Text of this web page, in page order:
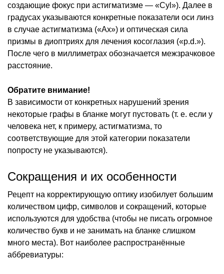
создающие фокус при астигматизме — «Cyl»). Далее в
градусах указываются конкретные показатели оси линз
в случае астигматизма («Ax») и оптическая сила
призмы в диоптриях для лечения косоглазия («p.d.»).
После чего в миллиметрах обозначается межзрачковое
расстояние.
Обратите внимание!
В зависимости от конкретных нарушений зрения
некоторые графы в бланке могут пустовать (т. е. если у
человека нет, к примеру, астигматизма, то
соответствующие для этой категории показатели
попросту не указываются).
Сокращения и их особенности
Рецепт на корректирующую оптику изобилует большим
количеством цифр, символов и сокращений, которые
используются для удобства (чтобы не писать огромное
количество букв и не занимать на бланке слишком
много места). Вот наиболее распространённые
аббревиатуры: